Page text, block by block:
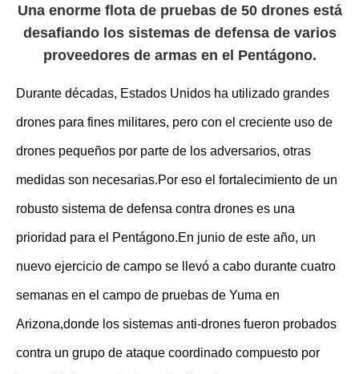
Una enorme flota de pruebas de 50 drones está
desafiando los sistemas de defensa de varios
proveedores de armas en el Pentágono.
Durante décadas, Estados Unidos ha utilizado grandes
drones para fines militares, pero con el creciente uso de
drones pequeños por parte de los adversarios, otras
medidas son necesarias.Por eso el fortalecimiento de un
robusto sistema de defensa contra drones es una
prioridad para el Pentágono.En junio de este año, un
nuevo ejercicio de campo se llevó a cabo durante cuatro
semanas en el campo de pruebas de Yuma en
Arizona,donde los sistemas anti-drones fueron probados
contra un grupo de ataque coordinado compuesto por